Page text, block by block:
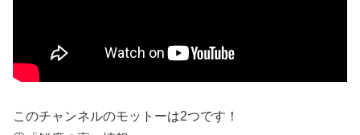
このチャンネルのモットーは2つです！